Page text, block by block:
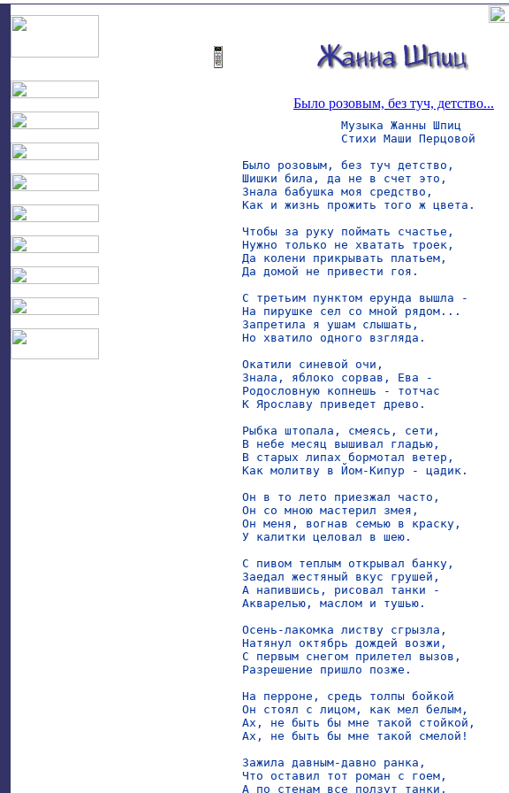
Было розовым, без туч, детство...
              Музыка Жанны Шпиц
              Стихи Маши Перцовой
Было розовым, без туч детство,
Шишки била, да не в счет это,
Знала бабушка моя средство,
Как и жизнь прожить того ж цвета.
Чтобы за руку поймать счастье,
Нужно только не хватать троек,
Да колени прикрывать платьем,
Да домой не привести гоя.
С третьим пунктом ерунда вышла -
На пирушке сел со мной рядом...
Запретила я ушам слышать,
Но хватило одного взгляда.
Окатили синевой очи,
Знала, яблоко сорвав, Ева -
Родословную копнешь - тотчас
К Ярославу приведет древо.
Рыбка штопала, смеясь, сети,
В небе месяц вышивал гладью,
В старых липах бормотал ветер,
Как молитву в Йом-Кипур - цадик.
Он в то лето приезжал часто,
Он со мною мастерил змея,
Он меня, вогнав семью в краску,
У калитки целовал в шею.
С пивом теплым открывал банку,
Заедал жестяный вкус грушей,
А напившись, рисовал танки -
Акварелью, маслом и тушью.
Осень-лакомка листву сгрызла,
Натянул октябрь дождей возжи,
С первым снегом прилетел вызов,
Разрешение пришло позже.
На перроне, средь толпы бойкой
Он стоял с лицом, как мел белым,
Ах, не быть бы мне такой стойкой,
Ах, не быть бы мне такой смелой!
Зажила давным-давно ранка,
Что оставил тот роман с гоем,
А по стенам все ползут танки,